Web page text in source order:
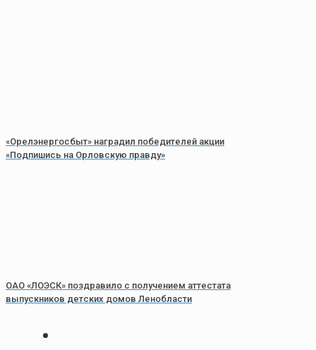
«Орелэнергосбыт» наградил победителей акции
«Подпишись на Орловскую правду»
ОАО «ЛОЭСК» поздравило с получением аттестата
выпускников детских домов Ленобласти